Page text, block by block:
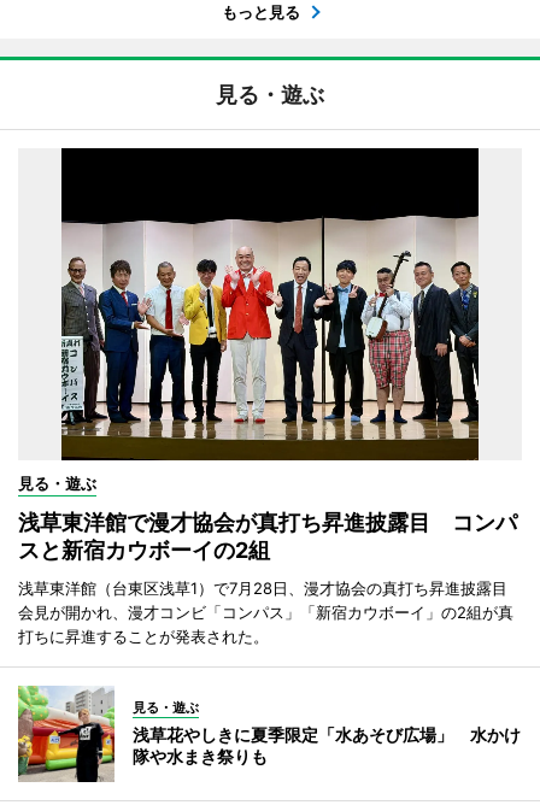
もっと見る
見る・遊ぶ
見る・遊ぶ
浅草東洋館で漫才協会が真打ち昇進披露目 コンパ
スと新宿カウボーイの2組
浅草東洋館（台東区浅草1）で7月28日、漫才協会の真打ち昇進披露目
会見が開かれ、漫才コンビ「コンパス」「新宿カウボーイ」の2組が真
打ちに昇進することが発表された。
見る・遊ぶ
浅草花やしきに夏季限定「水あそび広場」 水かけ
隊や水まき祭りも